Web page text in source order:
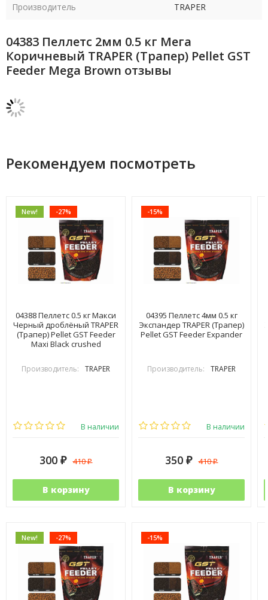
Производитель TRAPER
04383 Пеллетс 2мм 0.5 кг Мега
Коричневый TRAPER (Трапер) Pellet GST
Feeder Mega Brown отзывы
Рекомендуем посмотреть
New! -27%
04388 Пеллетс 0.5 кг Макси
Черный дроблёный TRAPER
(Трапер) Pellet GST Feeder
Maxi Black crushed
Производитель: TRAPER
В наличии
300 ₽ 410₽
В корзину
-15%
04395 Пеллетс 4мм 0.5 кг
Экспандер TRAPER (Трапер)
Pellet GST Feeder Expander
Производитель: TRAPER
В наличии
350 ₽ 410₽
В корзину
New! -27% -15%